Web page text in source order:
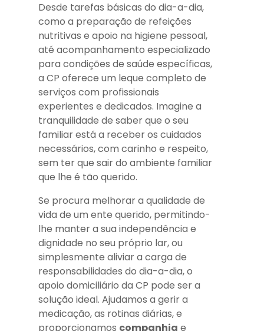
Desde tarefas básicas do dia-a-dia,
como a preparação de refeições
nutritivas e apoio na higiene pessoal,
até acompanhamento especializado
para condições de saúde específicas,
a CP oferece um leque completo de
serviços com profissionais
experientes e dedicados. Imagine a
tranquilidade de saber que o seu
familiar está a receber os cuidados
necessários, com carinho e respeito,
sem ter que sair do ambiente familiar
que lhe é tão querido.
Se procura melhorar a qualidade de
vida de um ente querido, permitindo-
lhe manter a sua independência e
dignidade no seu próprio lar, ou
simplesmente aliviar a carga de
responsabilidades do dia-a-dia, o
apoio domiciliário da CP pode ser a
solução ideal. Ajudamos a gerir a
medicação, as rotinas diárias, e
proporcionamos companhia e